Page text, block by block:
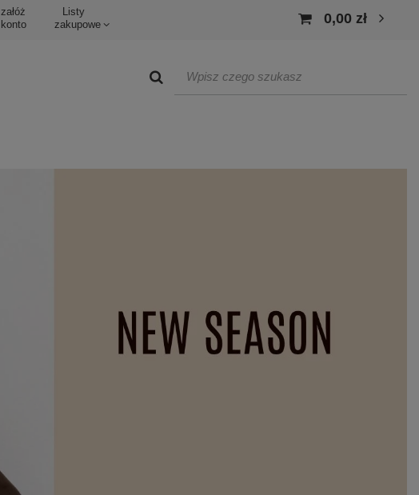
załóż
konto
Listy
zakupowe
0,00 zł